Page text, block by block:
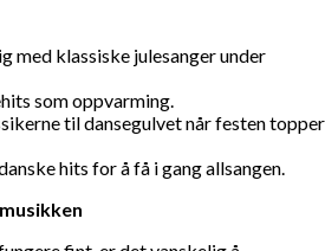
med klassiske julesanger under
som oppvarming.
til dansegulvet når festen topper
hits for å få i gang allsangen.